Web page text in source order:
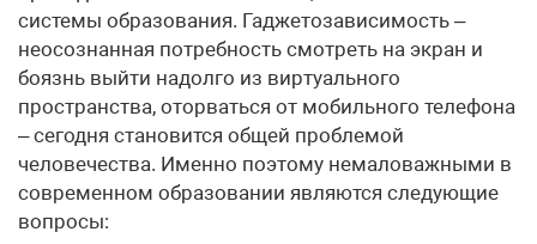
системы образования. Гаджетозависимость –
неосознанная потребность смотреть на экран и
боязнь выйти надолго из виртуального
пространства, оторваться от мобильного телефона
– сегодня становится общей проблемой
человечества. Именно поэтому немаловажными в
современном образовании являются следующие
вопросы: